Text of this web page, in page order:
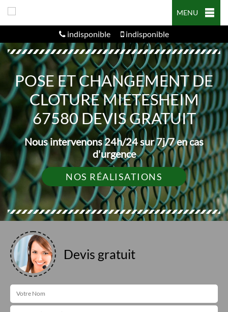
MENU
indisponible indisponible
POSE ET CHANGEMENT DE
CLOTURE MIETESHEIM
67580 DEVIS GRATUIT
Nous intervenons 24h/24 sur 7j/7 en cas
d'urgence
NOS RÉALISATIONS
Devis gratuit